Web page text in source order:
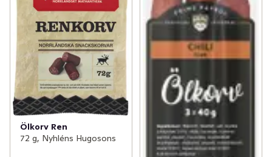
Ölkorv Ren
72 g, Nyhléns Hugosons